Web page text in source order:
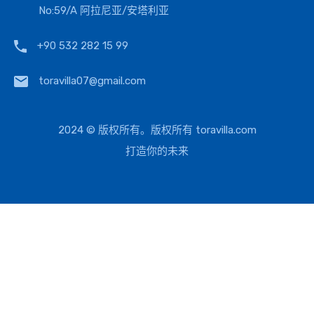
No:59/A 阿拉尼亚/安塔利亚
+90 532 282 15 99
toravilla07@gmail.com
2024 © 版权所有。版权所有 toravilla.com
打造你的未来